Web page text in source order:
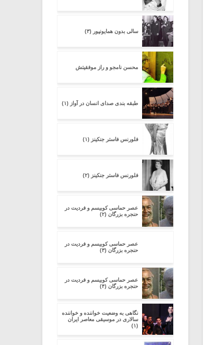
سالی بدون همایونپور (۳)
محسن نامجو و راز موفقیتش
طبقه بندی صدای انسان در آواز (۱)
فلورنس فاستر جنکینز (۱)
فلورنس فاستر جنکینز (۲)
عصر حماسی کوبیسم و فردیت در
حنجره بزرگان (۲)
عصر حماسی کوبیسم و فردیت در
حنجره بزرگان (۳)
عصر حماسی کوبیسم و فردیت در
حنجره بزرگان (۴)
نگاهی به وضعیت خواننده و خواننده
سالاری در موسیقی معاصر ایران
(۱)